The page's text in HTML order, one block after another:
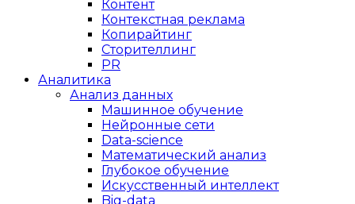
Контент
Контекстная реклама
Копирайтинг
Сторителлинг
PR
Аналитика
Анализ данных
Машинное обучение
Нейронные сети
Data-science
Математический анализ
Глубокое обучение
Искусственный интеллект
Big-data